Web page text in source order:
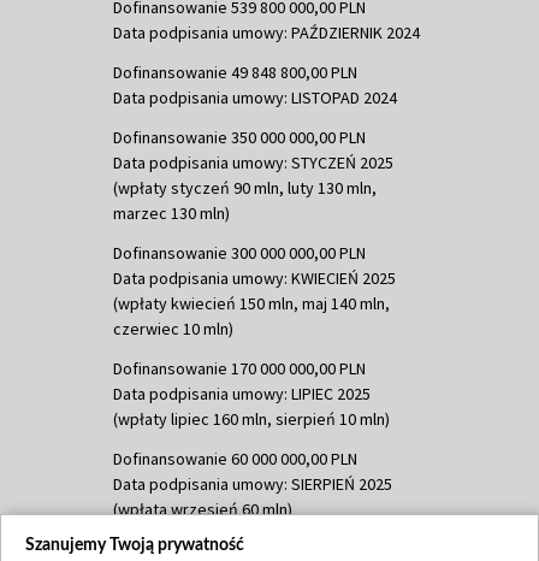
Dofinansowanie 539 800 000,00 PLN
Data podpisania umowy: PAŹDZIERNIK 2024
Dofinansowanie 49 848 800,00 PLN
Data podpisania umowy: LISTOPAD 2024
Dofinansowanie 350 000 000,00 PLN
Data podpisania umowy: STYCZEŃ 2025
(wpłaty styczeń 90 mln, luty 130 mln,
marzec 130 mln)
Dofinansowanie 300 000 000,00 PLN
Data podpisania umowy: KWIECIEŃ 2025
(wpłaty kwiecień 150 mln, maj 140 mln,
czerwiec 10 mln)
Dofinansowanie 170 000 000,00 PLN
Data podpisania umowy: LIPIEC 2025
(wpłaty lipiec 160 mln, sierpień 10 mln)
Dofinansowanie 60 000 000,00 PLN
Data podpisania umowy: SIERPIEŃ 2025
(wpłata wrzesień 60 mln)
Dofinansowanie 635 783 051,21 PLN
Szanujemy Twoją prywatność